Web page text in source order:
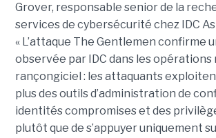
Grover, responsable senior de la
services de cybersécurité chez IDC
« L’attaque The Gentlemen confirme
observée par IDC dans les opérations
rançongiciel : les attaquants
plus des outils d’administration de
identités compromises et des
plutôt que de s’appuyer uniquement